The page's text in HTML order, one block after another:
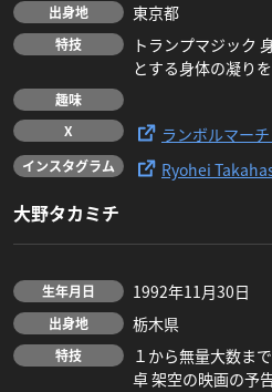
出身地 東京都
特技
トランプマジック
とする身体の凝り
趣味
X
ランボルマー
インスタグラム Ryohei
大野タカミチ
生年月日 1992年11月30日
出身地 栃木県
特技
１から無量大数ま
卓 架空の映画の予